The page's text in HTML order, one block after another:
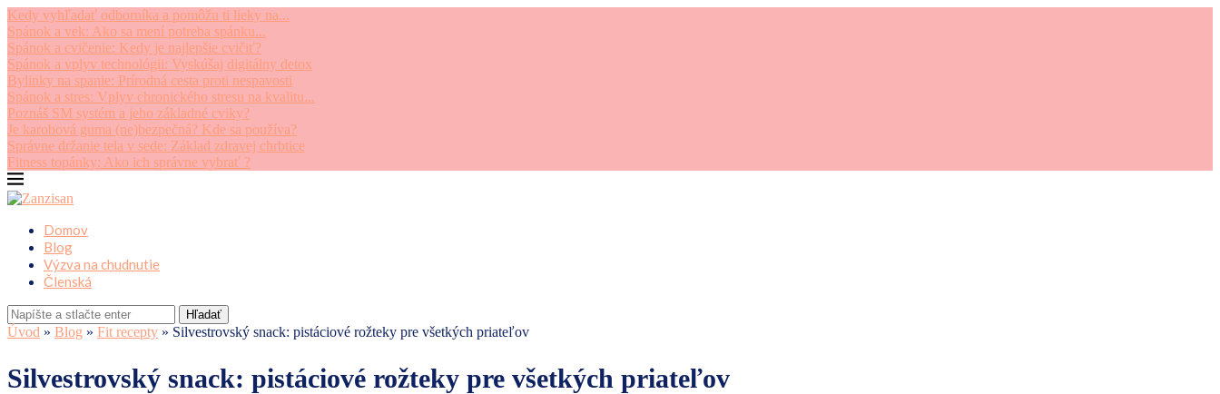
Kedy vyhľadať odborníka a pomôžu ti lieky na...
Spánok a vek: Ako sa mení potreba spánku...
Spánok a cvičenie: Kedy je najlepšie cvičiť?
Spánok a vplyv technológii: Vyskúšaj digitálny detox
Bylinky na spanie: Prírodná cesta proti nespavosti
Spánok a stres: Vplyv chronického stresu na kvalitu...
Poznáš SM systém a jeho základné cviky?
Je karobová guma (ne)bezpečná? Kde sa používa?
Správne držanie tela v sede: Základ zdravej chrbtice
Fitness topánky: Ako ich správne vybrať ?
Domov
Blog
Výzva na chudnutie
Členská
Hľadať
Úvod » Blog » Fit recepty » Silvestrovský snack: pistáciové rožteky pre všetkých priateľov
Silvestrovský snack: pistáciové rožteky pre všetkých priateľov